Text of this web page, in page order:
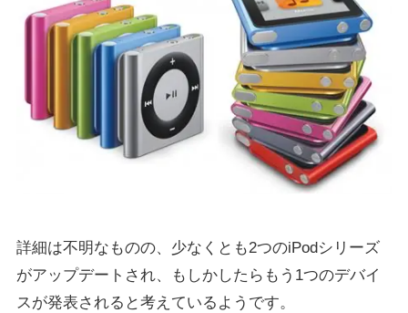
詳細は不明なものの、少なくとも2つのiPodシリーズ
がアップデートされ、もしかしたらもう1つのデバイ
スが発表されると考えているようです。